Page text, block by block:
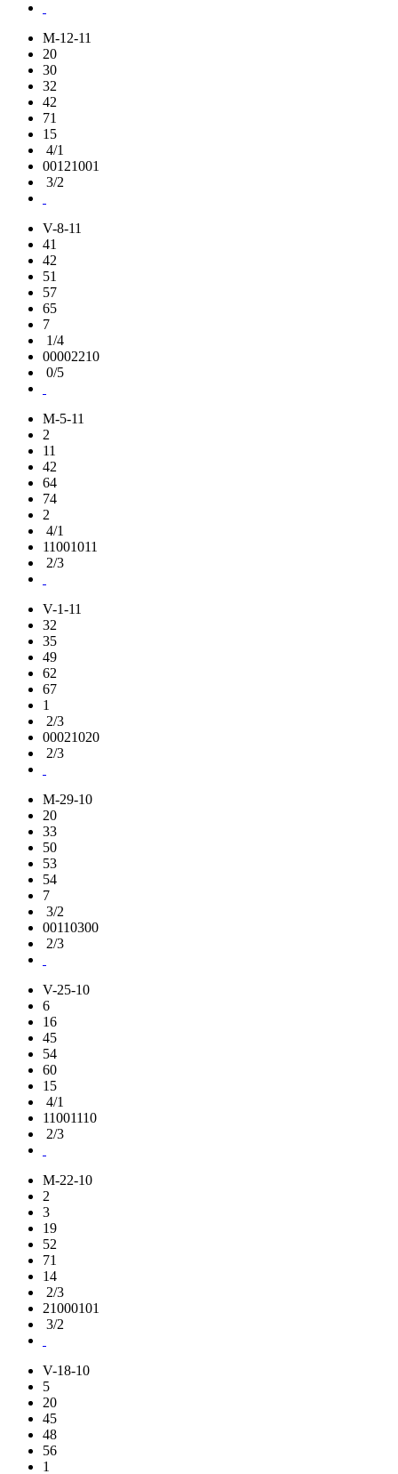
M-12-11
20
30
32
42
71
15
4/1
00121001
3/2
V-8-11
41
42
51
57
65
7
1/4
00002210
0/5
M-5-11
2
11
42
64
74
2
4/1
11001011
2/3
V-1-11
32
35
49
62
67
1
2/3
00021020
2/3
M-29-10
20
33
50
53
54
7
3/2
00110300
2/3
V-25-10
6
16
45
54
60
15
4/1
11001110
2/3
M-22-10
2
3
19
52
71
14
2/3
21000101
3/2
V-18-10
5
20
45
48
56
1